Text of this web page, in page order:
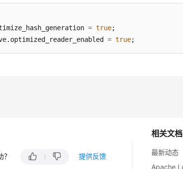
= true
= true;
相关文档
最新动态
提供反馈